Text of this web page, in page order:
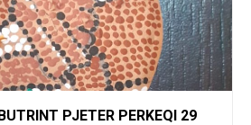
PJETER PERKEQI 29